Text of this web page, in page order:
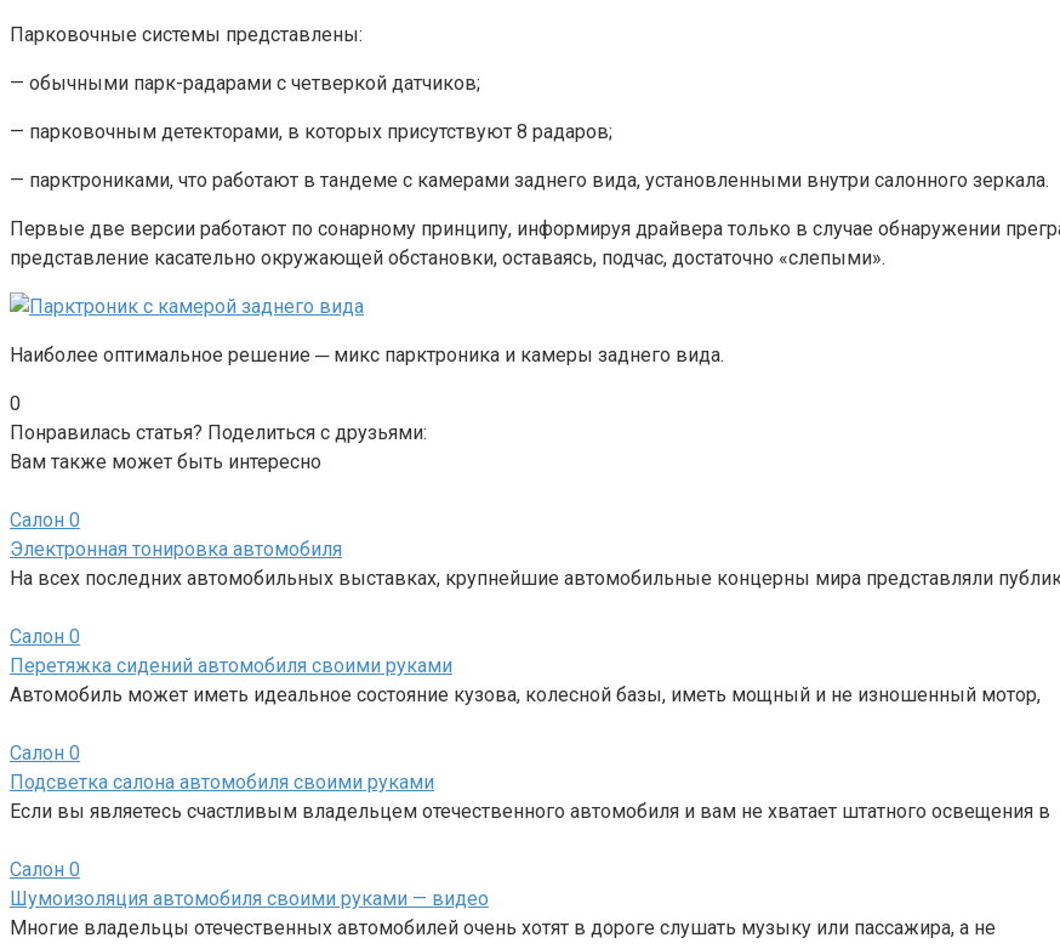
Парковочные системы представлены:
— обычными парк-радарами с четверкой датчиков;
— парковочным детекторами, в которых присутствуют 8 радаров;
— парктрониками, что работают в тандеме с камерами заднего вида, установленными внутри салонного зеркала.
Первые две версии работают по сонарному принципу, информируя драйвера только в случае обнаружении
представление касательно окружающей обстановки, оставаясь, подчас, достаточно «слепыми».
Наиболее оптимальное решение ─ микс парктроника и камеры заднего вида.
0
Понравилась статья? Поделиться с друзьями:
Вам также может быть интересно
Салон 0
Электронная тонировка автомобиля
На всех последних автомобильных выставках, крупнейшие автомобильные концерны мира представляли
Салон 0
Перетяжка сидений автомобиля своими руками
Автомобиль может иметь идеальное состояние кузова, колесной базы, иметь мощный и не изношенный мотор,
Салон 0
Подсветка салона автомобиля своими руками
Если вы являетесь счастливым владельцем отечественного автомобиля и вам не хватает штатного освещения в
Салон 0
Шумоизоляция автомобиля своими руками — видео
Многие владельцы отечественных автомобилей очень хотят в дороге слушать музыку или пассажира, а не